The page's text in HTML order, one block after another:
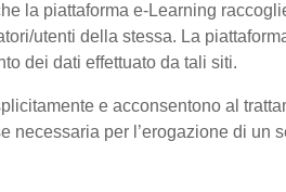
la piattaforma e-Learning
utenti della stessa. La
dei dati effettuato da tali siti.
e acconsentono al
necessaria per l’erogazione di un